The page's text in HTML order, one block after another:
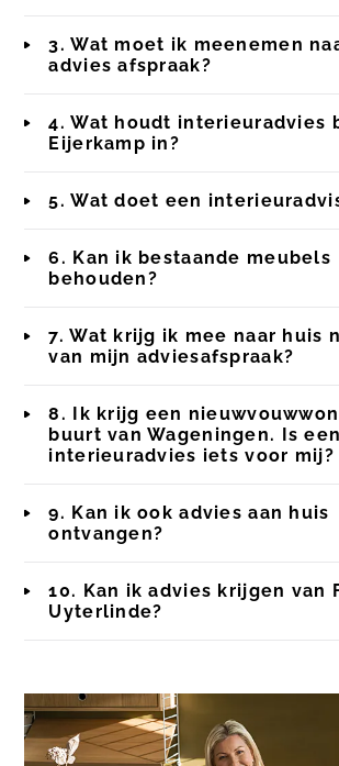
3. Wat moet ik meenemen
advies afspraak?
4. Wat houdt interieuradvies
Eijerkamp in?
5. Wat doet een
6. Kan ik bestaande meubels
behouden?
7. Wat krijg ik mee naar huis
van mijn adviesafspraak?
8. Ik krijg een
buurt van Wageningen. Is een
interieuradvies iets voor mij?
9. Kan ik ook advies aan huis
ontvangen?
10. Kan ik advies krijgen van
Uyterlinde?